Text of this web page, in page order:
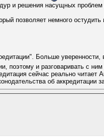
и решения насущных
позволяет немного остудить
Больше уверенности,
поэтому и разговаривать с
сейчас реально читает
об аккредитации